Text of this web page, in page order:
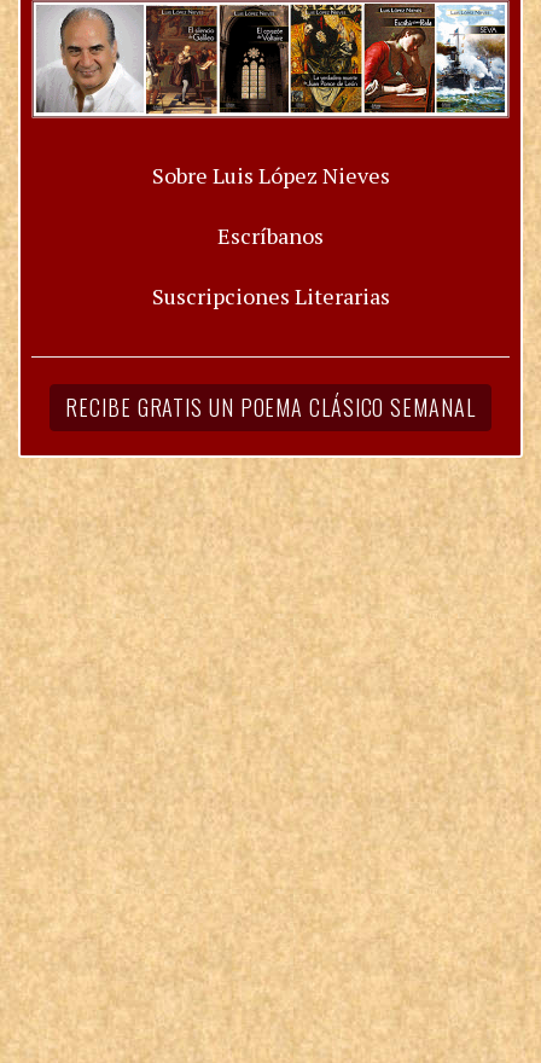
Sobre Luis López Nieves
Escríbanos
Suscripciones Literarias
RECIBE GRATIS UN POEMA CLÁSICO SEMANAL